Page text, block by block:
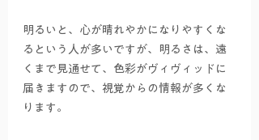
明るいと、心が晴れやかになりやすくな
るという人が多いですが、明るさは、遠
くまで見通せて、色彩がヴィヴィッドに
届きますので、視覚からの情報が多くな
ります。